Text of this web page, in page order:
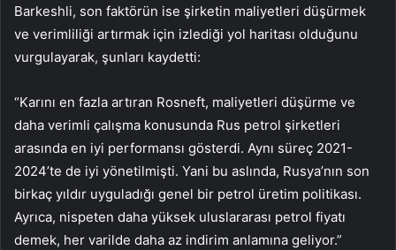
Barkeshli, son faktörün ise şirketin maliyetleri düşürmek
ve verimliliği artırmak için izlediği yol haritası olduğunu
vurgulayarak, şunları kaydetti:
“Karını en fazla artıran Rosneft, maliyetleri düşürme ve
daha verimli çalışma konusunda Rus petrol şirketleri
arasında en iyi performansı gösterdi. Aynı süreç 2021-
2024’te de iyi yönetilmişti. Yani bu aslında, Rusya’nın son
birkaç yıldır uyguladığı genel bir petrol üretim politikası.
Ayrıca, nispeten daha yüksek uluslararası petrol fiyatı
demek, her varilde daha az indirim anlamına geliyor.”